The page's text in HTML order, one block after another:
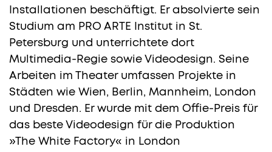
Installationen beschäftigt. Er absolvierte sein
Studium am PRO ARTE Institut in St.
Petersburg und unterrichtete dort
Multimedia-Regie sowie Videodesign. Seine
Arbeiten im Theater umfassen Projekte in
Städten wie Wien, Berlin, Mannheim, London
und Dresden. Er wurde mit dem Offie-Preis für
das beste Videodesign für die Produktion
»The White Factory« in London